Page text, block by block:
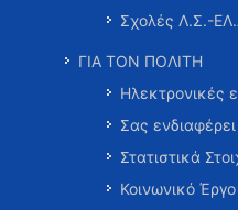
Σχολές Λ.Σ.-
ΓΙΑ ΤΟΝ ΠΟΛΙΤΗ
Ηλεκτρονικές
Σας ενδιαφέρει
Στατιστικά
Κοινωνικό